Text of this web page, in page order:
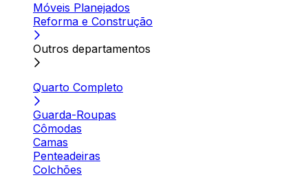
Móveis Planejados
Reforma e Construção
Outros departamentos
Quarto Completo
Guarda-Roupas
Cômodas
Camas
Penteadeiras
Colchões